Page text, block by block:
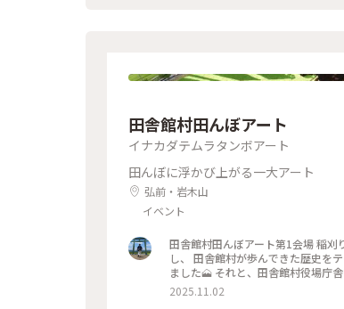
田舎館村田んぼアート
イナカダテムラタンボアート
田んぼに浮かび上がる一大アート
弘前・岩木山
イベント
田舎館村田んぼアート第1会場 稲刈りがはじまる前、ギリギリ最終日に 伺いました👏 田舎館村合併70周年を記念
し、 田舎館村が歩んできた歴史をテーマに
ました🗻 それと、田舎館村役場庁舎は、 上
一緒
2025.11.02